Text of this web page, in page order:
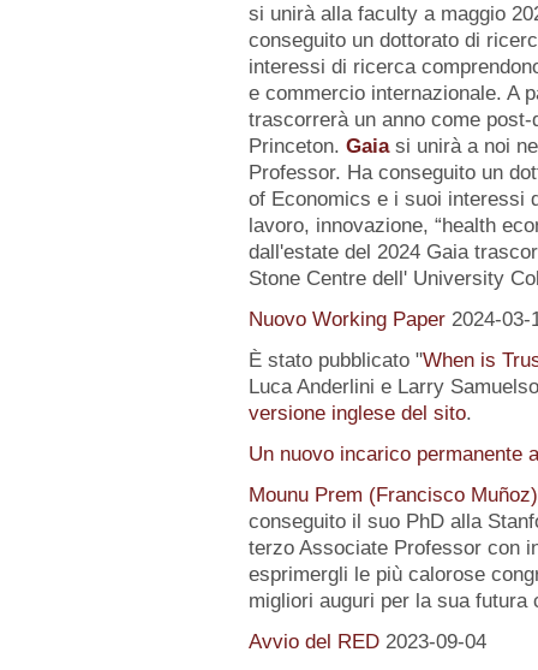
si unirà alla faculty a maggio
conseguito un dottorato di
interessi di ricerca
e commercio internazionale. A
trascorrerà un anno come
Princeton. Gaiasi unirà a noi
Professor. Ha conseguito un
of Economics e i suoi interessi
lavoro, innovazione, “health
dall'estate del 2024 Gaia
Stone Centre dell' University
Nuovo Working Paper 2024-03-
È stato pubblicato "When is
Luca Anderlini e Larry
versione inglese del sito.
Un nuovo incarico permanente
Mounu Prem (Francisco Muñoz)
conseguito il suo PhD alla
terzo Associate Professor con
esprimergli le più calorose
migliori auguri per la sua futura
Avvio del RED 2023-09-04